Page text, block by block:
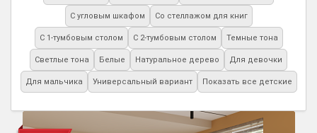
С угловым шкафом Со стеллажом для книг
С 1-тумбовым столом С 2-тумбовым столом Темные тона
Светлые тона Белые Натуральное дерево Для девочки
Для мальчика Универсальный вариант Показать все детские